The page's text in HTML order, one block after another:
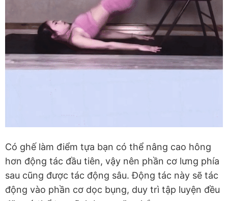
Có ghế làm điểm tựa bạn có thể nâng cao hông
hơn động tác đầu tiên, vậy nên phần cơ lưng phía
sau cũng được tác động sâu. Động tác này sẽ tác
động vào phần cơ dọc bụng, duy trì tập luyện đều